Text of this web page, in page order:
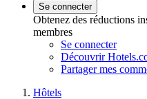
Se connecter
Obtenez des réductions
membres
Se connecter
Découvrir
Partager mes
Hôtels